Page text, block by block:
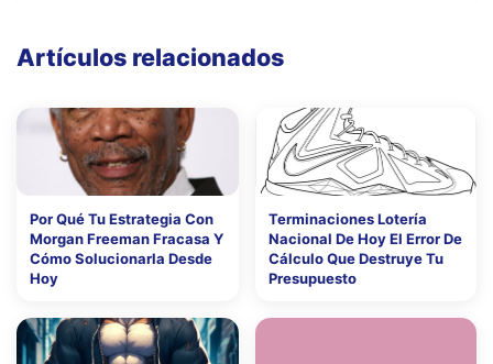
Artículos relacionados
Por Qué Tu Estrategia Con
Morgan Freeman Fracasa Y
Cómo Solucionarla Desde
Hoy
Terminaciones Lotería
Nacional De Hoy El Error De
Cálculo Que Destruye Tu
Presupuesto